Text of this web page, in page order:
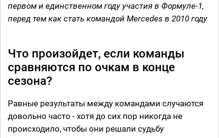
первом и единственном году участия в Формуле-1,
перед тем как стать командой Mercedes в 2010 году
Что произойдет, если команды
сравняются по очкам в конце
сезона?
Равные результаты между командами случаются
довольно часто - хотя до сих пор никогда не
происходило, чтобы они решали судьбу